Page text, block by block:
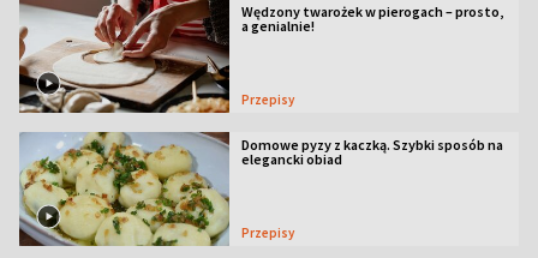
Wędzony twarożek w pierogach – prosto,
a genialnie!
Przepisy
Domowe pyzy z kaczką. Szybki sposób na
elegancki obiad
Przepisy